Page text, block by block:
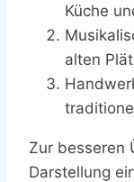
Küche
alten
Zur besseren
Darstellung